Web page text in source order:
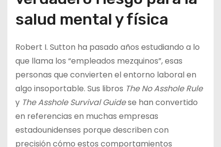
salud mental y física
Robert I. Sutton ha pasado años estudiando a lo
que llama los “empleados mezquinos”, esas
personas que convierten el entorno laboral en
algo insoportable. Sus libros The No Asshole Rule
y The Asshole Survival Guidese han convertido
en referencias en muchas empresas
estadounidenses porque describen con
precisión cómo estos comportamientos